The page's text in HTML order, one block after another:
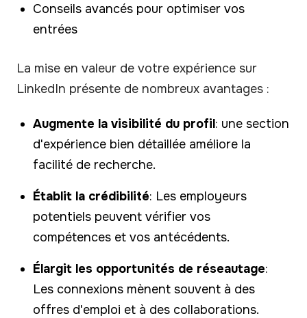
Conseils avancés pour optimiser vos
entrées
La mise en valeur de votre expérience sur
LinkedIn présente de nombreux avantages :
Augmente la visibilité du profil: une section
d'expérience bien détaillée améliore la
facilité de recherche.
Établit la crédibilité: Les employeurs
potentiels peuvent vérifier vos
compétences et vos antécédents.
Élargit les opportunités de réseautage:
Les connexions mènent souvent à des
offres d'emploi et à des collaborations.